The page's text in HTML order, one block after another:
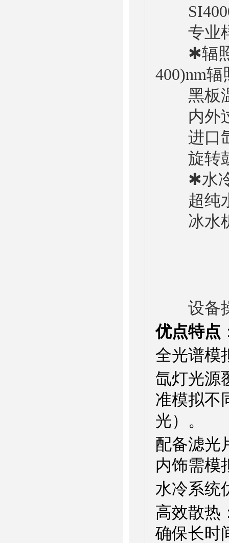
SI4000
专业样
✱辐照
400)nm辐
黑板温
内外过
进口氙
旋转鼓
✱水冷+
超纯水
冰水
设备操
优点特点
全光谱模
氙灯光源
准模拟不
光）。
配备滤光
内饰需模
水冷系统
高效散热
确保长时